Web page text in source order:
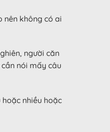
nên không có ai
người căn
nói mấy câu
nhiều hoặc